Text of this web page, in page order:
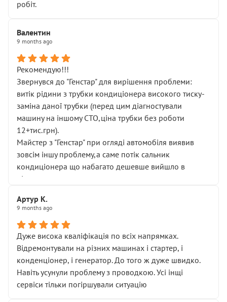
робіт.
Валентин
9 months ago
Рекомендую!!!
Звернувся до "Генстар" для вирішення проблеми:
витік рідини з трубки кондиціонера високого тиску-
заміна даної трубки (перед цим діагностували
машину на іншому СТО,ціна трубки без роботи
12+тис.грн).
Майстер з "Генстар" при огляді автомобіля виявив
зовсім іншу проблему,а саме потік сальник
кондиціонера що набагато дешевше вийшло в
підсумку.
Артур К.
9 months ago
Дуже висока кваліфікація по всіх напрямках.
Відремонтували на різних машинах і стартер, і
конденціонер, і генератор. До того ж дуже швидко.
Навіть усунули проблему з проводкою. Усі інщі
сервіси тільки погіршували ситуацію